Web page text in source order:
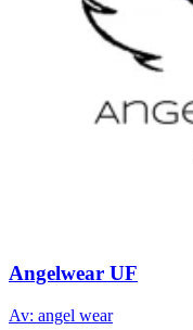
Angelwear UF
Av: angel wear